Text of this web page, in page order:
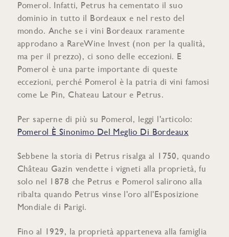
Pomerol. Infatti, Petrus ha cementato il suo
dominio in tutto il Bordeaux e nel resto del
mondo. Anche se i vini Bordeaux raramente
approdano a RareWine Invest (non per la qualità,
ma per il prezzo), ci sono delle eccezioni. E
Pomerol è una parte importante di queste
eccezioni, perché Pomerol è la patria di vini famosi
come Le Pin, Chateau Latour e Petrus.
Per saperne di più su Pomerol, leggi l'articolo:
Pomerol È Sinonimo Del Meglio Di Bordeaux
Sebbene la storia di Petrus risalga al 1750, quando
Château Gazin vendette i vigneti alla proprietà, fu
solo nel 1878 che Petrus e Pomerol salirono alla
ribalta quando Petrus vinse l'oro all'Esposizione
Mondiale di Parigi.
Fino al 1929, la proprietà apparteneva alla famiglia